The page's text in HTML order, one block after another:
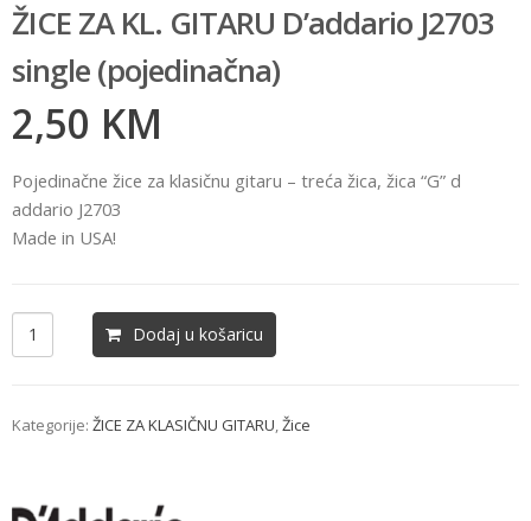
ŽICE ZA KL. GITARU D’addario J2703
single (pojedinačna)
2,50 KM
Pojedinačne žice za klasičnu gitaru – treća žica, žica “G” d
addario J2703
Made in USA!
Dodaj u košaricu
Kategorije: ŽICE ZA KLASIČNU GITARU,Žice